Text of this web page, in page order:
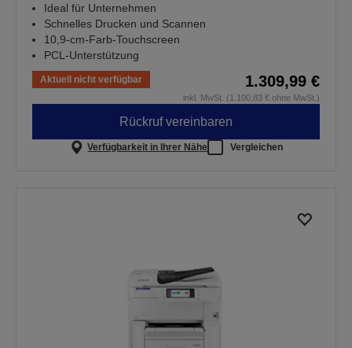
Ideal für Unternehmen
Schnelles Drucken und Scannen
10,9-cm-Farb-Touchscreen
PCL-Unterstützung
Aktuell nicht verfügbar 1.309,99 €
inkl. MwSt. (1.100,83 € ohne MwSt.)
Rückruf vereinbaren
Verfügbarkeit in Ihrer Nähe Vergleichen